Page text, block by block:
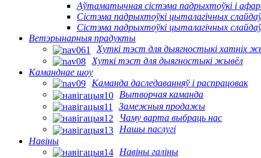
Аўтаматычная сістэма падрыхтоўкі і
Сістэма падрыхтоўкі цыталагічных
Сістэма падрыхтоўкі цыталагічных
Ветэрынарныя прадукты
Хуткі тэст для дыягностыкі хатніх
Хуткі тэст для дыягностыкі жывёл
Каманднае шоу
Каманда даследаванняў і распрацовак
Вытворчая каманда
Замежныя продажы
Чаму варта выбраць нас
Нашы паслугі
Навіны
Навіны галіны